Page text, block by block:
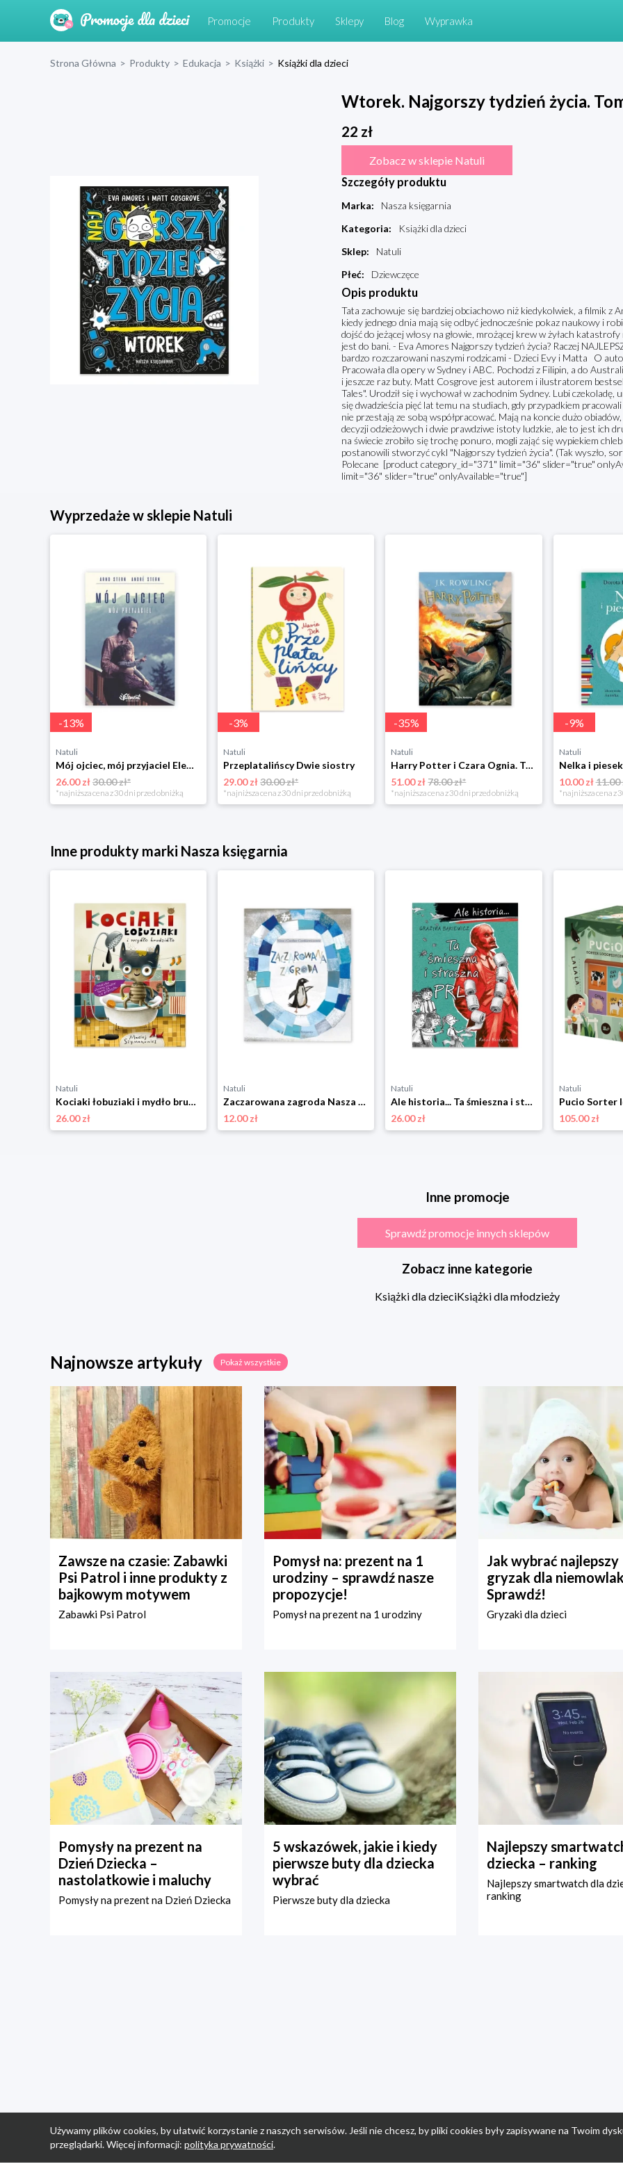
Promocje Produkty Sklepy Blog Wyprawka
Strona Główna > Produkty > Edukacja > Książki > Książki dla dzieci
Wtorek. Najgorszy tydzień życia.
22 zł
Zobacz w sklepie Natuli
Szczegóły produktu
Marka:
Nasza księgarnia
Kategoria:
Książki dla dzieci
Sklep:
Natuli
Płeć: Dziewczęce
Opis produktu
Tata zachowuje się bardziej obciachowo niż kiedykolwiek, a filmik z
kiedy jednego dnia mają się odbyć jednocześnie pokaz naukowy i
dojść do jeżącej włosy na głowie, mrożącej krew w żyłach
jest do bani. - Eva Amores Najgorszy tydzień życia? Raczej
bardzo rozczarowani naszymi rodzicami - Dzieci Evy i Matta O
Pracowała dla opery w Sydney i ABC. Pochodzi z Filipin, a do
i jeszcze raz buty. Matt Cosgrove jest autorem i ilustratorem
Tales". Urodził się i wychował w zachodnim Sydney. Lubi
się dwadzieścia pięć lat temu na studiach, gdy przypadkiem
nie przestają ze sobą współpracować. Mają na koncie dużo obiadów,
decyzji odzieżowych i dwie prawdziwe istoty ludzkie, ale to jest ich
na świecie zrobiło się trochę ponuro, mogli zająć się wypiekiem
postanowili stworzyć cykl "Najgorszy tydzień życia". (Tak wyszło,
Polecane [product category_id="371" limit="36" slider="true"
limit="36" slider="true" onlyAvailable="true"]
Wyprzedaże w sklepie Natuli
-13%
Natuli
Mój ojciec, mój przyjaciel Element
26.00 zł30.00 zł*
*najniższa cena z 30 dni przed obniżką
-3%
Natuli
Przeplatalińscy Dwie siostry
29.00 zł30.00 zł*
*najniższa cena z 30 dni przed obniżką
-35%
Natuli
Harry Potter i Czara Ognia. Tom 4 Media rodzina
51.00 zł78.00 zł*
*najniższa cena z 30 dni przed obniżką
-9%
Natuli
10.00 zł11.00
*najniższa cena z
Inne produkty marki Nasza księgarnia
Natuli
Kociaki łobuziaki i mydło brudzidło Nasza księgarnia
26.00 zł
Natuli
Zaczarowana zagroda Nasza księgarnia
12.00 zł
Natuli
Ale historia... Ta śmieszna i straszna PRL Nasza księgarnia
26.00 zł
Natuli
105.00 zł
Inne promocje
Sprawdź promocje innych sklepów
Zobacz inne kategorie
Książki dla dzieciKsiążki dla młodzieży
Najnowsze artykuły Pokaż wszystkie
Zawsze na czasie: Zabawki
Psi Patrol i inne produkty z
bajkowym motywem
Zabawki Psi Patrol
Pomysł na: prezent na 1
urodziny – sprawdź nasze
propozycje!
Pomysł na prezent na 1 urodziny
Jak wybrać najlepszy
gryzak dla
Sprawdź!
Gryzaki dla dzieci
Pomysły na prezent na
Dzień Dziecka –
nastolatkowie i maluchy
Pomysły na prezent na Dzień Dziecka
5 wskazówek, jakie i kiedy
pierwsze buty dla dziecka
wybrać
Pierwsze buty dla dziecka
Najlepszy
dziecka – ranking
Najlepszy smartwatch dla
ranking
Używamy plików cookies, by ułatwić korzystanie z naszych serwisów. Jeśli nie chcesz, by pliki cookies były zapisywane na Twoim
przeglądarki. Więcej informacji: polityka prywatności.